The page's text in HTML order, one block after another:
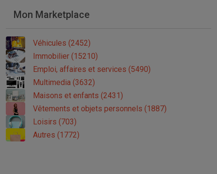
Mon Marketplace
Véhicules (2452)
Immobilier (15210)
Emploi, affaires et services (5490)
Multimedia (3632)
Maisons et enfants (2431)
Vêtements et objets personnels (1887)
Loisirs (703)
Autres (1772)